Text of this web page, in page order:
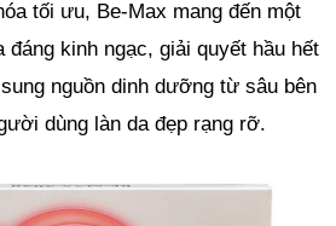
tối ưu, Be-Max mang đến một
đáng kinh ngạc, giải quyết hầu hết
nguồn dinh dưỡng từ sâu bên
dùng làn da đẹp rạng rỡ.